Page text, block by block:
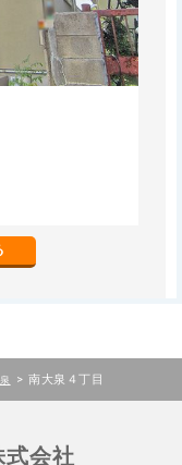
> 南大泉４丁目
式会社